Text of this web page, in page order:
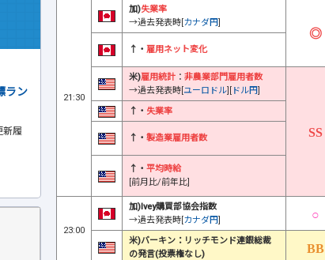
ラン
新履
21:30
加)失業率
→過去発表時[カナダ円]
↑・ 雇用ネット変化
米)雇用統計 ： 非農業部門雇用者数
→過去発表時[ユーロドル][ ドル円]
↑・ 失業率
↑・ 製造業雇用者数
↑・ 平均時給
[前月比/前年比]
23:00
加)Ivey購買部協会指数
→過去発表時[カナダ円]
米)バーキン：リッチモンド連銀総裁
の発言(投票権なし)